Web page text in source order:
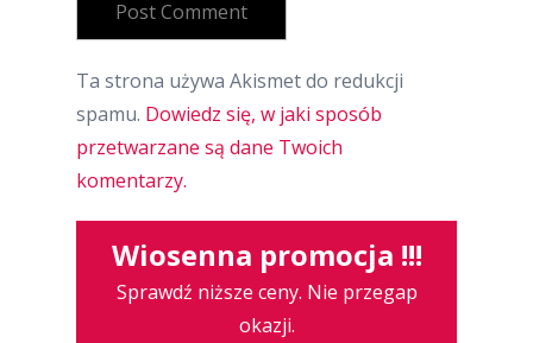
Ta strona używa Akismet do redukcji
spamu. Dowiedz się, w jaki sposób
przetwarzane są dane Twoich
komentarzy.
Wiosenna promocja !!!
Sprawdź niższe ceny. Nie przegap
okazji.